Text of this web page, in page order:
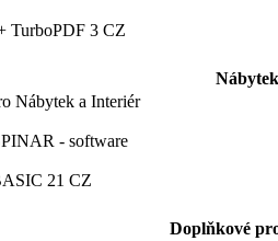
TurboPDF 3 CZ
Nábytek a Interiér
- software
21 CZ
Doplňkové